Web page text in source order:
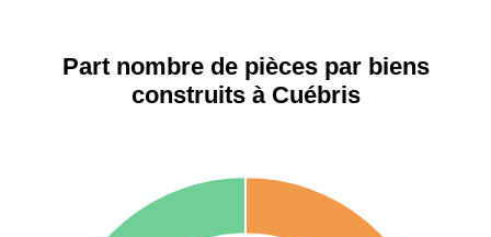
ÉtiennePart nombre de pièces par biens
construits à Cuébris